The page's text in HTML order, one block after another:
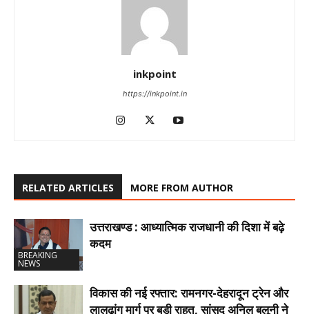
inkpoint
https://inkpoint.in
RELATED ARTICLES MORE FROM AUTHOR
BREAKING
NEWS
उत्तराखण्ड : आध्यात्मिक राजधानी की दिशा में बढ़े
कदम
विकास की नई रफ्तार: रामनगर-देहरादून ट्रेन और
लालढांग मार्ग पर बड़ी राहत, सांसद अनिल बलूनी ने